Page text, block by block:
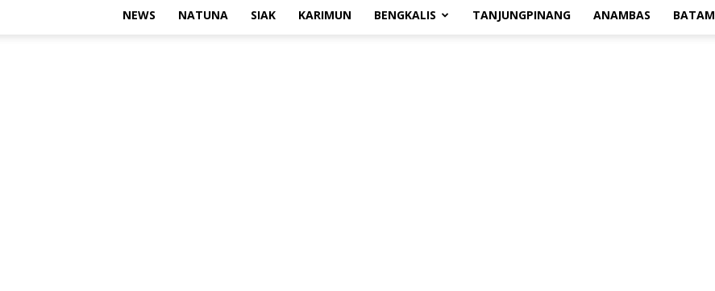
NEWS NATUNA SIAK KARIMUN BENGKALIS TANJUNGPINANG ANAMBAS BATAM